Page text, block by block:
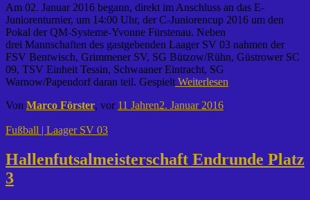
Am 02. Januar 2016 begann, direkt im Anschluss an das E-
Juniorenturnier, um 14:00 Uhr, der C-Juniorencup 2016 um den
Pokal der QM-Systeme-Yvonne Fürstenau. Neben
drei Mannschaften des gastgebenden Laager SV 03 nahmen der
FSV Bentwisch, Grimmener SV, SG Bützow/Rühn, Güstrower SC
09, TSV Einheit Tessin, Schwaaner Eintracht, SG
Warnow/Papendorf daran teil. Gespielt Weiterlesen
Von Marco Förster, vor 11 Jahren2. Januar 2016
Fußball | Laager SV 03
Hallenfutsalmeisterschaft Endrunde Platz
3